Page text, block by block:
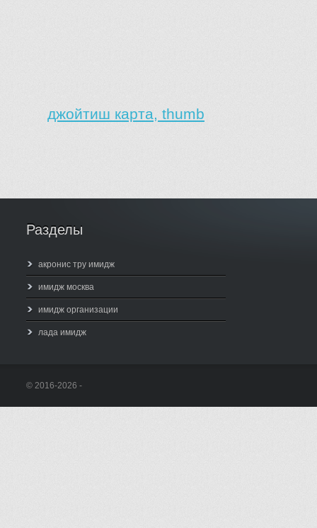
джойтиш карта, thumb
Разделы
акронис тру имидж
имидж москва
имидж организации
лада имидж
© 2016-2026 -